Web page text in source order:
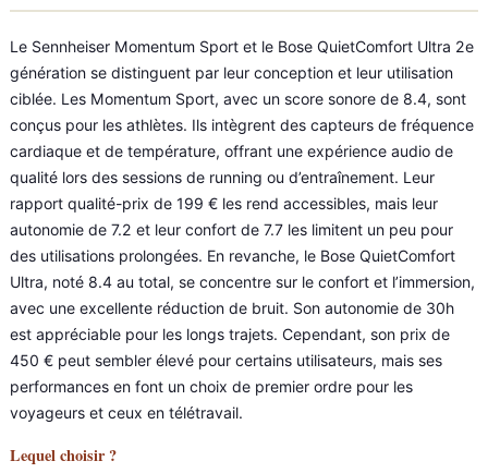
Le Sennheiser Momentum Sport et le Bose QuietComfort Ultra 2e
génération se distinguent par leur conception et leur utilisation
ciblée. Les Momentum Sport, avec un score sonore de 8.4, sont
conçus pour les athlètes. Ils intègrent des capteurs de fréquence
cardiaque et de température, offrant une expérience audio de
qualité lors des sessions de running ou d’entraînement. Leur
rapport qualité-prix de 199 € les rend accessibles, mais leur
autonomie de 7.2 et leur confort de 7.7 les limitent un peu pour
des utilisations prolongées. En revanche, le Bose QuietComfort
Ultra, noté 8.4 au total, se concentre sur le confort et l’immersion,
avec une excellente réduction de bruit. Son autonomie de 30h
est appréciable pour les longs trajets. Cependant, son prix de
450 € peut sembler élevé pour certains utilisateurs, mais ses
performances en font un choix de premier ordre pour les
voyageurs et ceux en télétravail.
Lequel choisir ?